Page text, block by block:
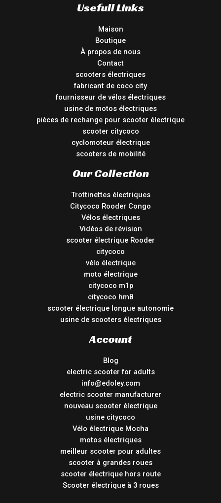
Usefull Links
Maison
Boutique
À propos de nous
Contact
scooters électriques
fabricant de coco city
fournisseur de vélos électriques
usine de motos électriques
pièces de rechange pour scooter électrique
scooter citycoco
cyclomoteur électrique
scooters de mobilité
Our Collection
Trottinettes électriques
Citycoco Rooder Congo
Vélos électriques
Vidéos de révision
scooter électrique Rooder
citycoco
vélo électrique
moto électrique
citycoco m1p
citycoco hm8
scooter électrique longue autonomie
usine de scooters électriques
Account
Blog
electric scooter for adults
info@edoley.com
electric scooter manufacturer
nouveau scooter électrique
usine citycoco
Vélo électrique Mocha
motos électriques
meilleur scooter pour adultes
scooter à grandes roues
scooter électrique hors route
Scooter électrique à 3 roues